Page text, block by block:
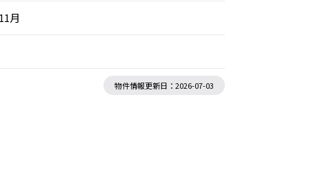
月
物件情報更新日：2026-07-03